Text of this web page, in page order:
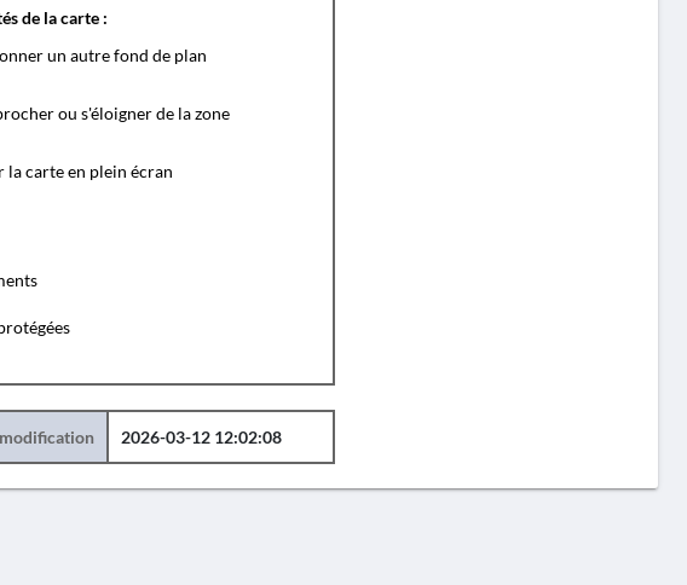
de la carte :
un autre fond de plan
ou s'éloigner de la zone
la carte en plein écran
2026-03-12 12:02:08